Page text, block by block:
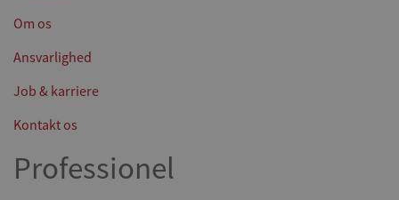
Om os
Ansvarlighed
Job & karriere
Kontakt os
Professionel